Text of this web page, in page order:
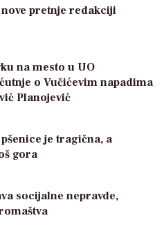
pretnje redakciji
na mesto u UO
o Vučićevim napadima
Planojević
je tragična, a
gora
socijalne nepravde,